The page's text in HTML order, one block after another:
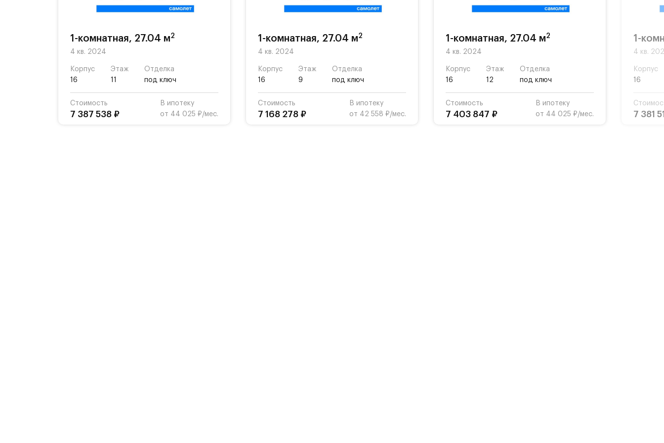
1-комнатная, 27.04 м2
4 кв. 2024
Корпус
16
Этаж
11
Отделка
под ключ
Стоимость
7 387 538 ₽
В ипотеку
от 44 025 ₽/мес.
1-комнатная, 27.04 м2
4 кв. 2024
Корпус
16
Этаж
9
Отделка
под ключ
Стоимость
7 168 278 ₽
В ипотеку
от 42 558 ₽/мес.
1-комнатная, 27.04 м2
4 кв. 2024
Корпус
16
Этаж
12
Отделка
под ключ
Стоимость
7 403 847 ₽
В ипотеку
от 44 025 ₽/мес.
1-
4 кв.
Корпус
16
7 381